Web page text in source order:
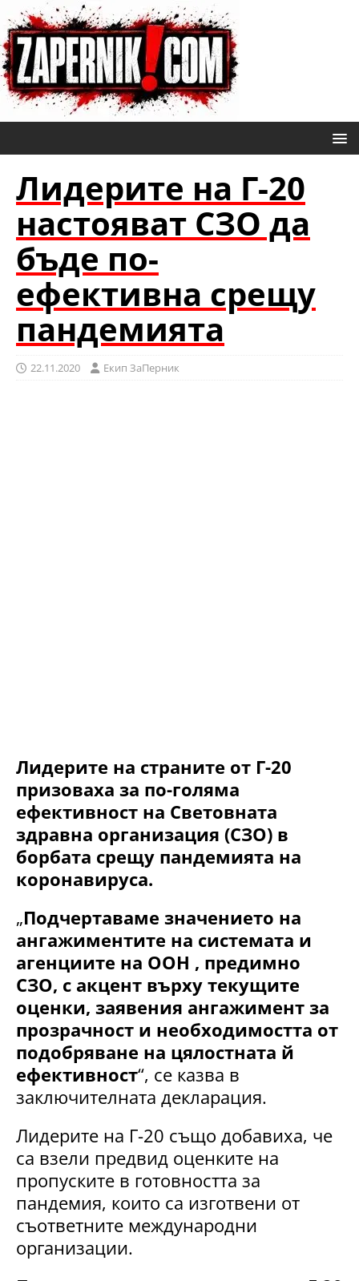
Лидерите на Г-20
настояват СЗО да
бъде по-
ефективна срещу
пандемията
22.11.2020 Eкип ЗаПерник
Лидерите на страните от Г-20
призоваха за по-голяма
ефективност на Световната
здравна организация (СЗО) в
борбата срещу пандемията на
коронавируса.
„Подчертаваме значението на
ангажиментите на системата и
агенциите на ООН , предимно
СЗО, с акцент върху текущите
оценки, заявения ангажимент за
прозрачност и необходимостта от
подобряване на цялостната й
ефективност“, се казва в
заключителната декларация.
Лидерите на Г-20 също добавиха, че
са взели предвид оценките на
пропуските в готовността за
пандемия, които са изготвени от
съответните международни
организации.